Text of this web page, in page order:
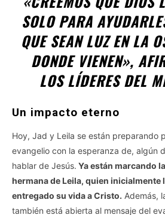
SOLO PARA
QUE SEAN LUZ EN LA
DONDE VIENEN»,
LOS LÍDERES DEL
Un impacto eterno
Hoy, Jad y Leila se están preparando
evangelio con la esperanza de, algún
hablar de Jesús. Ya están marcando
hermana de Leila, quien inicialmente
entregado su vida a Cristo. Además,
también está abierta al mensaje del